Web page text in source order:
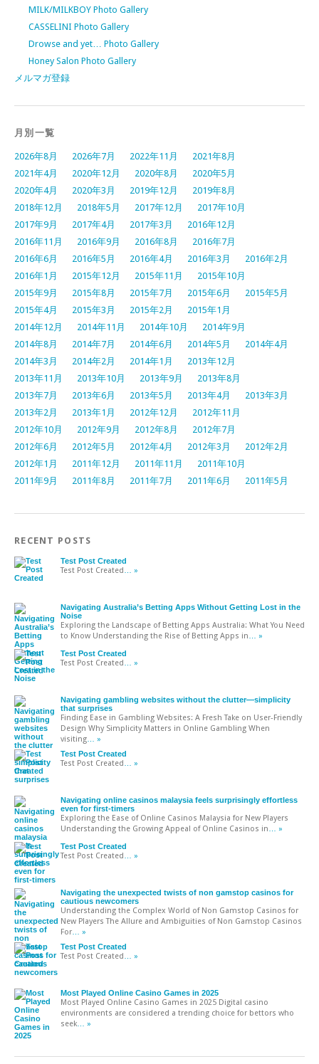
MILK/MILKBOY Photo Gallery
CASSELINI Photo Gallery
Drowse and yet… Photo Gallery
Honey Salon Photo Gallery
メルマガ登録
月別一覧
2026年8月 2026年7月 2022年11月
2021年8月
2021年4月
2020年12月 2020年8月
2020年5月
2020年4月
2020年3月 2019年12月
2019年8月
2018年12月
2018年5月 2017年12月
2017年10月
2017年9月
2017年4月 2017年3月
2016年12月
2016年11月
2016年9月 2016年8月
2016年7月
2016年6月
2016年5月 2016年4月 2016年3月
2016年2月
2016年1月
2015年12月 2015年11月
2015年10月
2015年9月
2015年8月 2015年7月 2015年6月
2015年5月
2015年4月
2015年3月 2015年2月
2015年1月
2014年12月
2014年11月 2014年10月
2014年9月
2014年8月
2014年7月 2014年6月 2014年5月
2014年4月
2014年3月
2014年2月 2014年1月
2013年12月
2013年11月
2013年10月 2013年9月
2013年8月
2013年7月
2013年6月 2013年5月 2013年4月
2013年3月
2013年2月
2013年1月 2012年12月
2012年11月
2012年10月
2012年9月 2012年8月
2012年7月
2012年6月
2012年5月 2012年4月 2012年3月
2012年2月
2012年1月
2011年12月 2011年11月
2011年10月
2011年9月
2011年8月 2011年7月 2011年6月 2011年5月
RECENT POSTS
Test Post Created
Test Post Created … »
Navigating Australia’s Betting Apps Without Getting Lost in the
Noise
Exploring the Landscape of Betting Apps Australia: What You Need
to Know Understanding the Rise of Betting Apps in … »
Test Post Created
Test Post Created … »
Navigating gambling websites without the clutter—simplicity
that surprises
Finding Ease in Gambling Websites: A Fresh Take on User-Friendly
Design Why Simplicity Matters in Online Gambling When
visiting … »
Test Post Created
Test Post Created … »
Navigating online casinos malaysia feels surprisingly effortless
even for first-timers
Exploring the Ease of Online Casinos Malaysia for New Players
Understanding the Growing Appeal of Online Casinos in … »
Test Post Created
Test Post Created … »
Navigating the unexpected twists of non gamstop casinos for
cautious newcomers
Understanding the Complex World of Non Gamstop Casinos for
New Players The Allure and Ambiguities of Non Gamstop Casinos
For … »
Test Post Created
Test Post Created … »
Most Played Online Casino Games in 2025
Most Played Online Casino Games in 2025 Digital casino
environments are considered a trending choice for bettors who
seek … »